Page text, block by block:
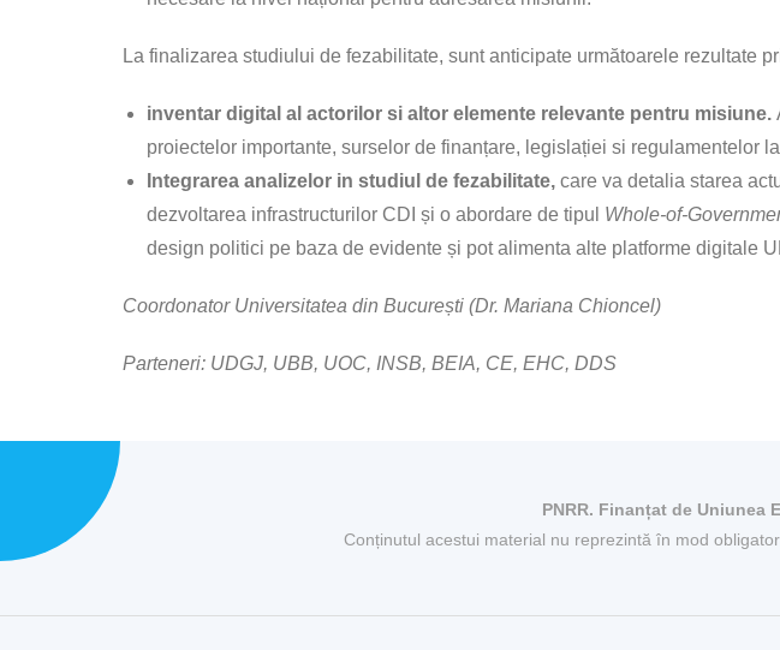
La finalizarea studiului de fezabilitate, sunt anticipate următoarele rezultate
inventar digital al actorilor si altor elemente relevante pentru misiune.
proiectelor importante, surselor de finanțare, legislației si regulamentelor
Integrarea analizelor in studiul de fezabilitate, care va detalia starea
dezvoltarea infrastructurilor CDI și o abordare de tipul Whole-of-
design politici pe baza de evidente și pot alimenta alte platforme digitale
Coordonator Universitatea din București (Dr. Mariana Chioncel)
Parteneri: UDGJ, UBB, UOC, INSB, BEIA, CE, EHC, DDS
PNRR. Finanțat de Uniunea
Conținutul acestui material nu reprezintă în mod